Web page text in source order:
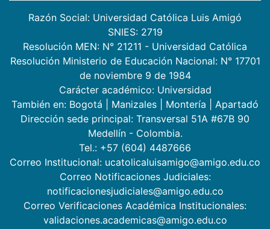
Razón Social: Universidad Católica Luis Amigó
SNIES: 2719
Resolución MEN: N° 21211 - Universidad Católica
Resolución Ministerio de Educación Nacional: N° 17701
de noviembre 9 de 1984
Carácter académico: Universidad
También en: Bogotá Manizales Montería
Apartadó
Dirección sede principal: Transversal 51A #67B 90
Medellín - Colombia.
Tel.: +57 (604) 4487666
Correo Institucional: ucatolicaluisamigo@amigo.edu.co
Correo Notificaciones Judiciales:
notificacionesjudiciales@amigo.edu.co
Correo Verificaciones Académica Institucionales:
validaciones.academicas@amigo.edu.co